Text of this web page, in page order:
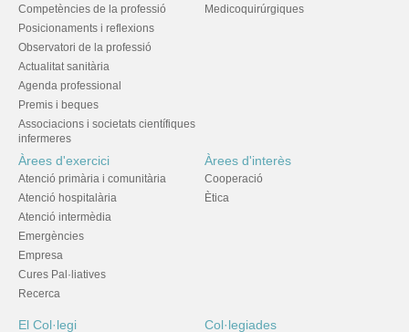
Competències de la professió
Posicionaments i reflexions
Observatori de la professió
Actualitat sanitària
Agenda professional
Premis i beques
Associacions i societats científiques
infermeres
Medicoquirúrgiques
Àrees d'exercici
Atenció primària i comunitària
Atenció hospitalària
Atenció intermèdia
Emergències
Empresa
Cures Pal·liatives
Recerca
Àrees d'interès
Cooperació
Ètica
El Col·legi Col·legiades